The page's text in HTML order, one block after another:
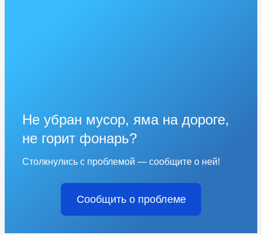
Не убран мусор, яма на дороге,
не горит фонарь?
Столкнулись с проблемой — сообщите о ней!
Сообщить о проблеме